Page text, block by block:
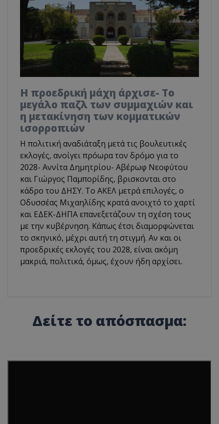
Η προεδρική μάχη άρχισε- Το
μεγάλο παζλ των συμμαχιών και
η μετακίνηση των κομματικών
ισορροπιών
Η πολιτική αναδιάταξη μετά τις βουλευτικές
εκλογές, ανοίγει πρόωρα τον δρόμο για το
2028- Αννίτα Δημητρίου- Αβέρωφ Νεοφύτου
και Γιώργος Παμπορίδης, βρισκονται στο
κάδρο του ΔΗΣΥ. Το ΑΚΕΛ μετρά επιλογές, ο
Οδυσσέας Μιχαηλίδης κρατά ανοιχτό το χαρτί
και ΕΔΕΚ-ΔΗΠΑ επανεξετάζουν τη σχέση τους
με την κυβέρνηση. Κάπως έτσι διαμορφώνεται
το σκηνικό, μέχρι αυτή τη στιγμή. Αν και οι
προεδρικές εκλογές του 2028, είναι ακόμη
μακριά, πολιτικά, όμως, έχουν ήδη αρχίσει.
Δείτε το απόσπασμα: